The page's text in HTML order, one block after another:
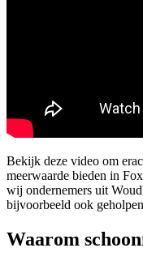
Bekijk deze video om
meerwaarde bieden in
wij ondernemers uit
bijvoorbeeld ook
Waarom